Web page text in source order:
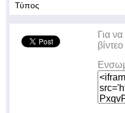
Τύπος
Για